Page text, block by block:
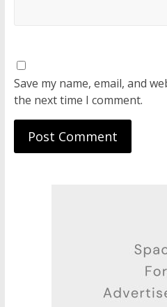
Save my name, email, and
the next time I comment.